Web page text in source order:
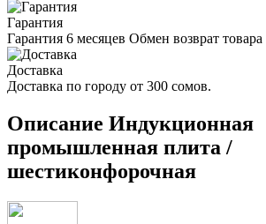
Гарантия
Гарантия 6 месяцев Обмен возврат
Доставка
Доставка по городу от 300 сомов.
Описание Индукционная
промышленная плита /
шестиконфорочная